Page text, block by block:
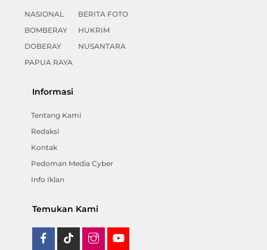
NASIONAL
BOMBERAY
DOBERAY
PAPUA RAYA
BERITA FOTO
HUKRIM
NUSANTARA
Informasi
Tentang Kami
Redaksi
Kontak
Pedoman Media Cyber
Info Iklan
Temukan Kami